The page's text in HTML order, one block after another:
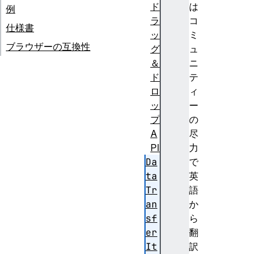
は
コ
ミ
ュ
ニ
テ
ィ
ー
の
尽
力
で
英
語
か
ら
翻
訳
例
仕様書
ブラウザーの互換性
ド
ラ
ッ
グ
＆
ド
ロ
ッ
プ
A
PI
Da
ta
Tr
an
sf
er
It